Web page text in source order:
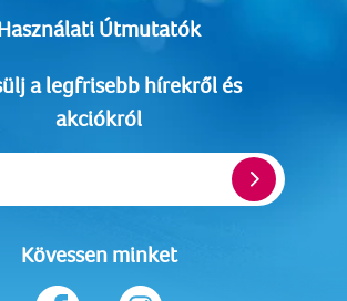
Útmutatók
a legfrisebb hírekről és
akciókról
Kövessen minket